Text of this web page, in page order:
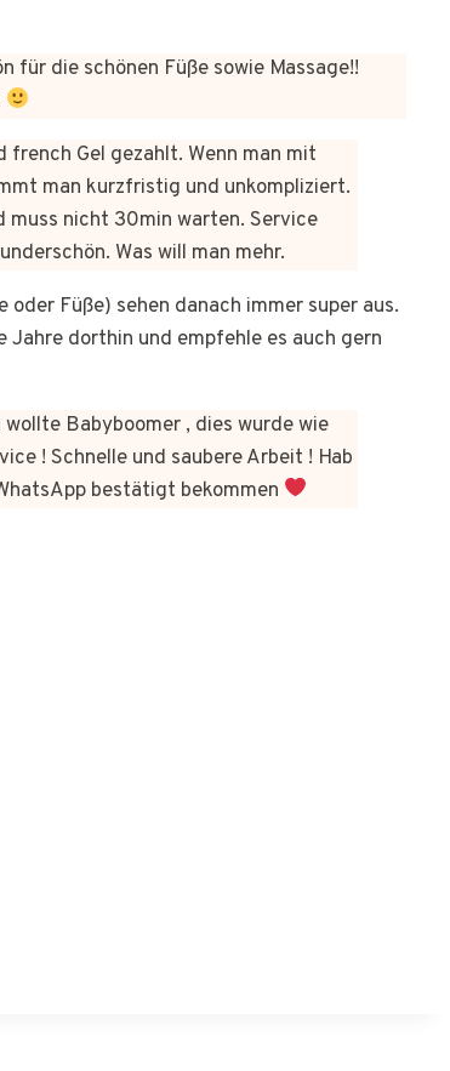
für die schönen Füße sowie Massage!!
Gel gezahlt. Wenn man mit
man kurzfristig und unkompliziert.
muss nicht 30min warten. Service
Was will man mehr.
Füße) sehen danach immer super aus.
dorthin und empfehle es auch gern
Babyboomer , dies wurde wie
! Schnelle und saubere Arbeit ! Hab
bestätigt bekommen